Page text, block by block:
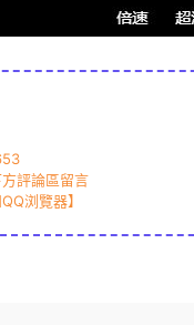
評論區留言
浏覽器】